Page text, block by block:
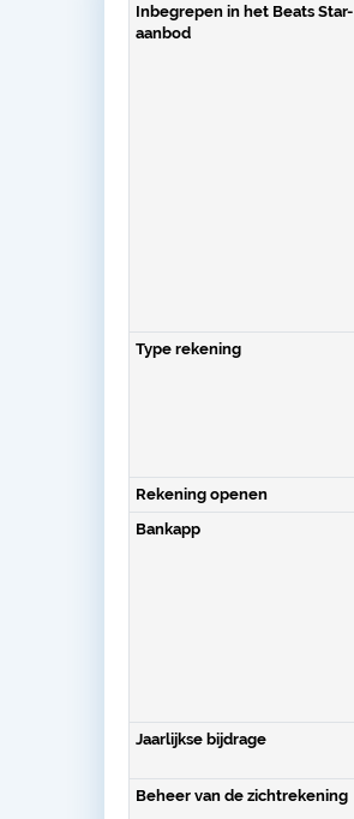
Inbegrepen in het Beats Star-
aanbod
Type rekening
Rekening openen
Bankapp
Jaarlijkse bijdrage
Beheer van de zichtrekening